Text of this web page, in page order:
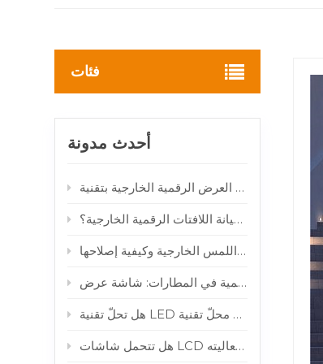
فئات
أحدث مدونة
كيف تقلل أنظمة المراقبة الذكية عن بعد من تكاليف صيانة اللافتات الرقمية الخارجية؟
لماذا تتعطل شاشات اللمس الخارجية وكيفية إصلاحها